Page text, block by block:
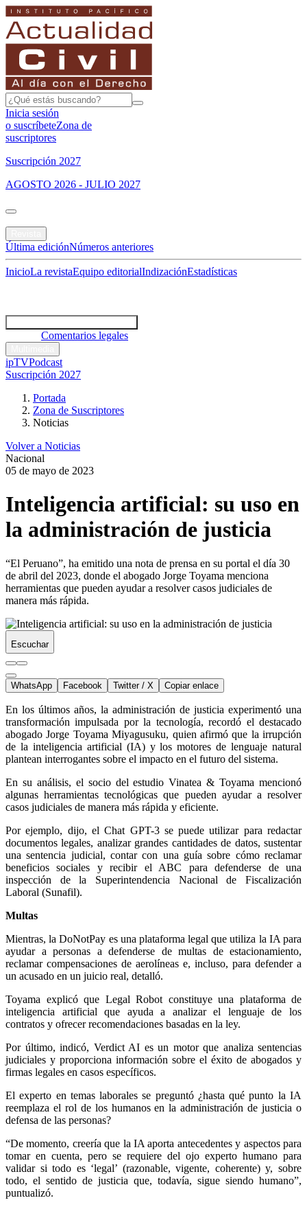
Inicia sesión
o suscríbeteZona de
suscriptores
Suscripción 2027
AGOSTO 2026 - JULIO 2027
Última ediciónNúmeros anteriores
InicioLa revistaEquipo editorialIndizaciónEstadísticas
Comentarios legales
ipTVPodcast
Suscripción 2027
Portada
Zona de Suscriptores
Noticias
Volver a Noticias
Nacional
05 de mayo de 2023
Inteligencia artificial: su uso en
la administración de justicia
“El Peruano”, ha emitido una nota de prensa en su portal el día 30
de abril del 2023, donde el abogado Jorge Toyama menciona
herramientas que pueden ayudar a resolver casos judiciales de
manera más rápida.
Escuchar
WhatsApp Facebook Twitter / X Copiar enlace
En los últimos años, la administración de justicia experimentó una
transformación impulsada por la tecnología, recordó el destacado
abogado Jorge Toyama Miyagusuku, quien afirmó que la irrupción
de la inteligencia artificial (IA) y los motores de lenguaje natural
plantean interrogantes sobre el impacto en el futuro del sistema.
En su análisis, el socio del estudio Vinatea & Toyama mencionó
algunas herramientas tecnológicas que pueden ayudar a resolver
casos judiciales de manera más rápida y eficiente.
Por ejemplo, dijo, el Chat GPT-3 se puede utilizar para redactar
documentos legales, analizar grandes cantidades de datos, sustentar
una sentencia judicial, contar con una guía sobre cómo reclamar
beneficios sociales y recibir el ABC para defenderse de una
inspección de la Superintendencia Nacional de Fiscalización
Laboral (Sunafil).
Multas
Mientras, la DoNotPay es una plataforma legal que utiliza la IA para
ayudar a personas a defenderse de multas de estacionamiento,
reclamar compensaciones de aerolíneas e, incluso, para defender a
un acusado en un juicio real, detalló.
Toyama explicó que Legal Robot constituye una plataforma de
inteligencia artificial que ayuda a analizar el lenguaje de los
contratos y ofrecer recomendaciones basadas en la ley.
Por último, indicó, Verdict AI es un motor que analiza sentencias
judiciales y proporciona información sobre el éxito de abogados y
firmas legales en casos específicos.
El experto en temas laborales se preguntó ¿hasta qué punto la IA
reemplaza el rol de los humanos en la administración de justicia o
defensa de las personas?
“De momento, creería que la IA aporta antecedentes y aspectos para
tomar en cuenta, pero se requiere del ojo experto humano para
validar si todo es ‘legal’ (razonable, vigente, coherente) y, sobre
todo, el sentido de justicia que, todavía, sigue siendo humano”,
puntualizó.